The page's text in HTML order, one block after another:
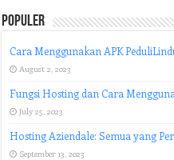
Populer
Cara Menggunakan APK
August 2, 2023
Fungsi Hosting dan Cara
July 25, 2023
Hosting Aziendale: Semua yang
September 13, 2023